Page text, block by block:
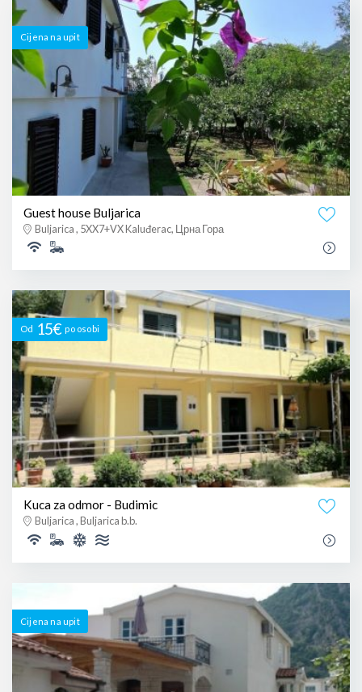
Cijena na upit
Guest house Buljarica
Buljarica , 5XX7+VX Kaluđerac, Црна Гора
Od 15€ po osobi
Kuca za odmor - Budimic
Buljarica , Buljarica b.b.
Cijena na upit